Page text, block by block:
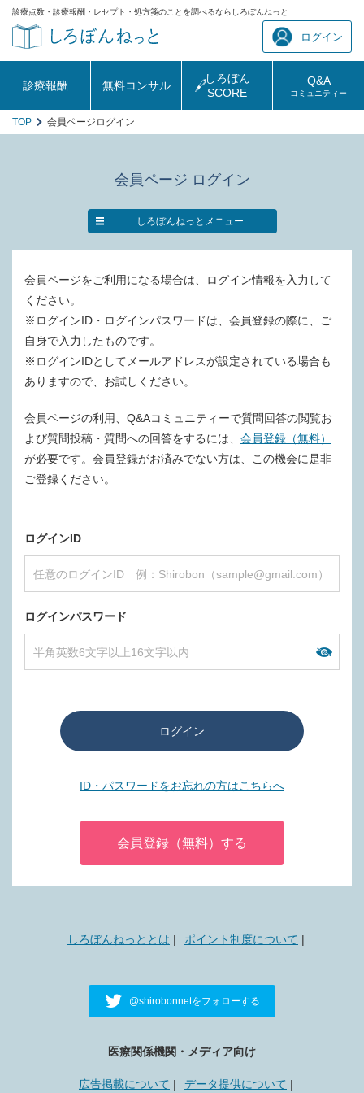
診療点数・診療報酬・レセプト・処方箋のことを調べるならしろぼんねっと
ログイン
診療報酬 無料コンサル
しろぼん
SCORE
Q&A
コミュニティー
TOP 会員ページログイン
会員ページ ログイン
しろぼんねっとメニュー
会員ページをご利用になる場合は、ログイン情報を入力して
ください。
※ログインID・ログインパスワードは、会員登録の際に、ご
自身で入力したものです。
※ログインIDとしてメールアドレスが設定されている場合も
ありますので、お試しください。
会員ページの利用、Q&Aコミュニティーで質問回答の閲覧お
よび質問投稿・質問への回答をするには、 会員登録（無料）
が必要です。会員登録がお済みでない方は、この機会に是非
ご登録ください。
ログインID
ログインパスワード
ログイン
ID・パスワードをお忘れの方はこちらへ
会員登録（無料）する
しろぼんねっととは ポイント制度について
@shirobonnetをフォローする
医療関係機関・メディア向け
広告掲載について データ提供について